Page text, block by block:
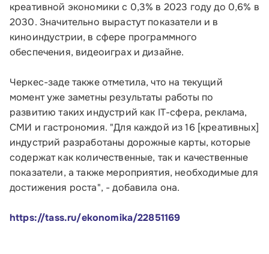
Телефон:
8 800 100-11-00
Время работы:
Почтовый адрес:
109012, г. Москва, Славянская площадь, д.4,
стр.1
Обратиться в Корпорацию
креативной экономики с 0,3% в 2023 году до 0,6% в
2030. Значительно вырастут показатели и в
киноиндустрии, в сфере программного
обеспечения, видеоиграх и дизайне.
Черкес-заде также отметила, что на текущий
момент уже заметны результаты работы по
развитию таких индустрий как IT-сфера, реклама,
СМИ и гастрономия. "Для каждой из 16 [креативных]
индустрий разработаны дорожные карты, которые
содержат как количественные, так и качественные
показатели, а также мероприятия, необходимые для
достижения роста", - добавила она.
https://tass.ru/ekonomika/22851169